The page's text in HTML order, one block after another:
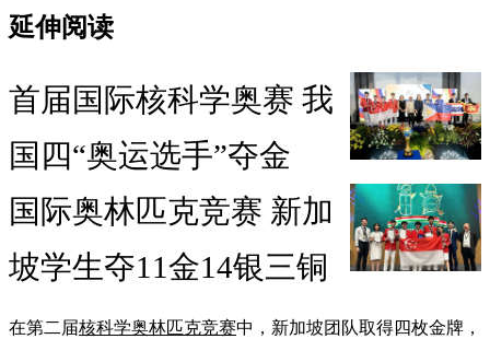
延伸阅读
首届国际核科学奥赛 我
国四“奥运选手”夺金
国际奥林匹克竞赛 新加
坡学生夺11金14银三铜
在第二届核科学奥林匹克竞赛中，新加坡团队取得四枚金牌，